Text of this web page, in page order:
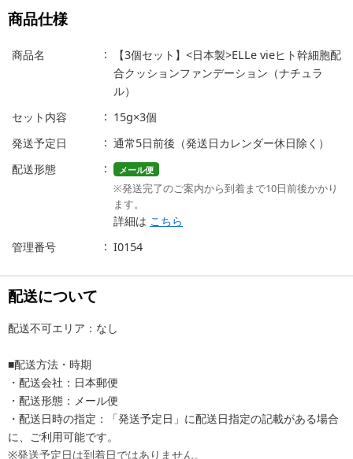
商品仕様
商品名
【3個セット】<日本製>ELLe vieヒト幹細胞配
合クッションファンデーション（ナチュラ
ル）
セット内容
15g×3個
発送予定日
通常5日前後（発送日カレンダー休日除く）
配送形態
メール便
※発送完了のご案内から到着まで10日前後かかり
ます。
詳細は こちら
管理番号
I0154
配送について
配送不可エリア：なし
■配送方法・時期
・配送会社：日本郵便
・配送形態：メール便
・配送日時の指定：「発送予定日」に配送日指定の記載がある場合
に、ご利用可能です。
※発送予定日は到着日ではありません。